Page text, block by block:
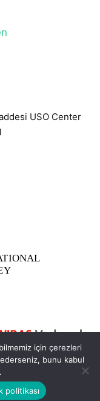
USO Center
için çerezleri
bunu kabul
politikası